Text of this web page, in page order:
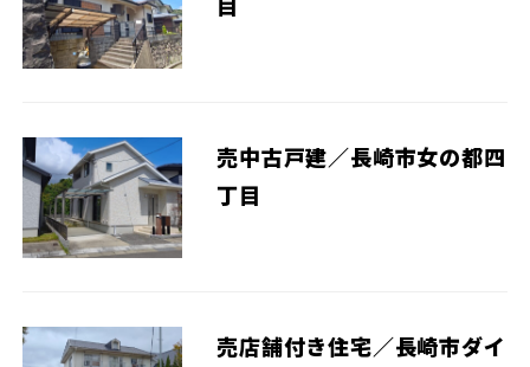
売中古戸建／長崎市女の都四
丁目
売店舗付き住宅／長崎市ダイ